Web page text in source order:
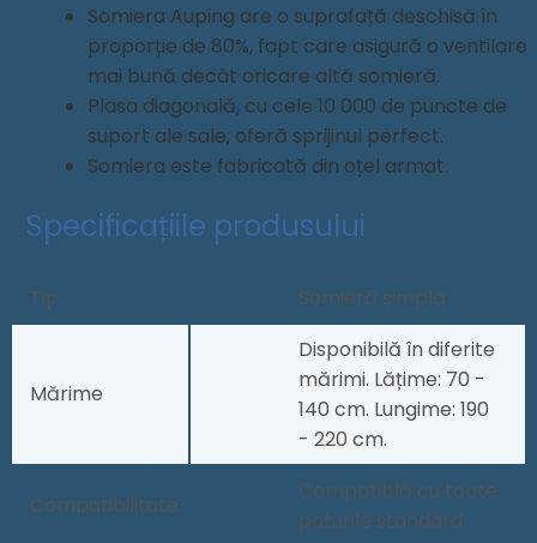
Somiera Auping are o suprafață deschisă în
proporție de 80%, fapt care asigură o ventilare
mai bună decât oricare altă somieră.
Plasa diagonală, cu cele 10 000 de puncte de
suport ale sale, oferă sprijinul perfect.
Somiera este fabricată din oțel armat.
Specificațiile produsului
Tip Somieră simplă
Mărime
Disponibilă în diferite
mărimi. Lățime: 70 -
140 cm. Lungime: 190
- 220 cm.
Compatibilitate
Compatiblă cu toate
paturile standard